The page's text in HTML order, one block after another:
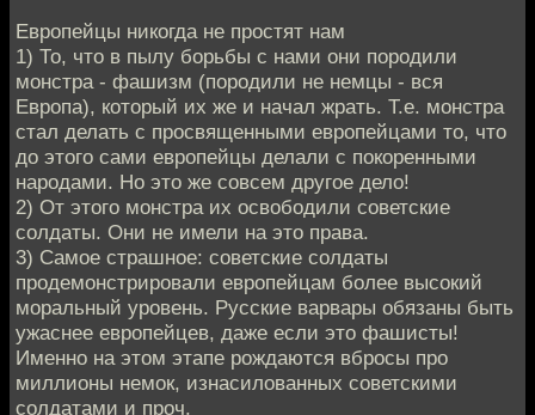
Европейцы никогда не простят нам
1) То, что в пылу борьбы с нами они породили
монстра - фашизм (породили не немцы - вся
Европа), который их же и начал жрать. Т.е. монстра
стал делать с просвященными европейцами то, что
до этого сами европейцы делали с покоренными
народами. Но это же совсем другое дело!
2) От этого монстра их освободили советские
солдаты. Они не имели на это права.
3) Самое страшное: советские солдаты
продемонстрировали европейцам более высокий
моральный уровень. Русские варвары обязаны быть
ужаснее европейцев, даже если это фашисты!
Именно на этом этапе рождаются вбросы про
миллионы немок, изнасилованных советскими
солдатами и проч.